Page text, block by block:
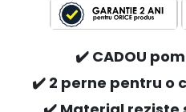
✔️ CADOU
✔️ 2 perne pentru o